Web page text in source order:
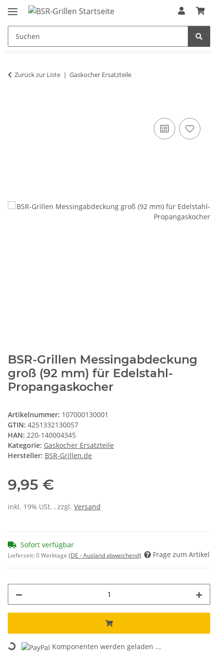
Zurück zur Liste Gaskocher Ersatzteile
BSR-Grillen Messingabdeckung
groß (92 mm) für Edelstahl-
Propangaskocher
Artikelnummer: 107000130001
GTIN: 4251332130057
HAN: 220-140004345
Kategorie: Gaskocher Ersatzteile
Hersteller: BSR-Grillen.de
9,95 €
inkl. 19% USt. , zzgl. Versand
Sofort verfügbar
Lieferzeit:0 Werktage (DE - Ausland abweichend) Frage zum Artikel
Komponenten werden geladen ...